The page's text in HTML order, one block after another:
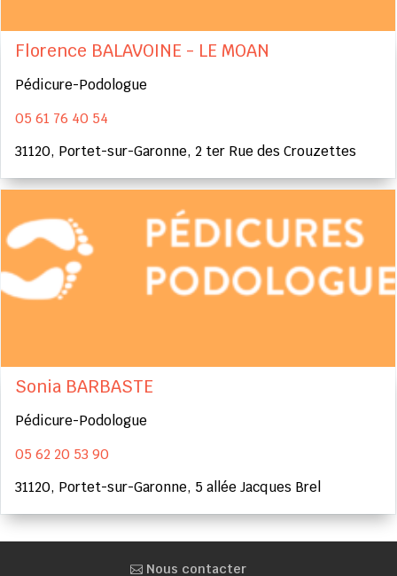
Florence BALAVOINE - LE MOAN
Pédicure-Podologue
05 61 76 40 54
31120, Portet-sur-Garonne, 2 ter Rue des Crouzettes
Sonia BARBASTE
Pédicure-Podologue
05 62 20 53 90
31120, Portet-sur-Garonne, 5 allée Jacques Brel
Nous contacter